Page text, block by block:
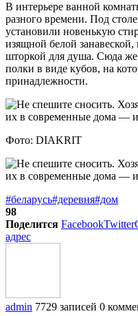
В интерьере ванной
разного времени. Под
установили новенькую
изящной белой занавеской,
шторкой для душа. Сюда
полки в виде кубов, на
принадлежности.
​​​​​​​Фото: DIAKRIT
#беларусь#деревня#дом
98
Поделится FacebookTwitter
адрес
admin 7729 записей 0